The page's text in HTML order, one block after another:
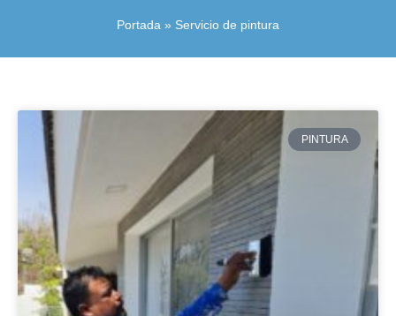
Portada » Servicio de pintura
PINTURA